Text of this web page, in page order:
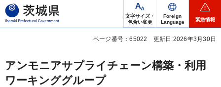
茨城県
文字サイズ・
色合い変更
Foreign
Language
緊急情報
ページ番号：65022 更新日:2026年3月30日
アンモニアサプライチェーン構築・利用
ワーキンググループ